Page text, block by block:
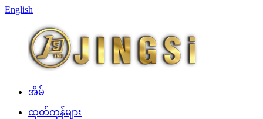
English
အိမ်
ထုတ်ကုန်များ